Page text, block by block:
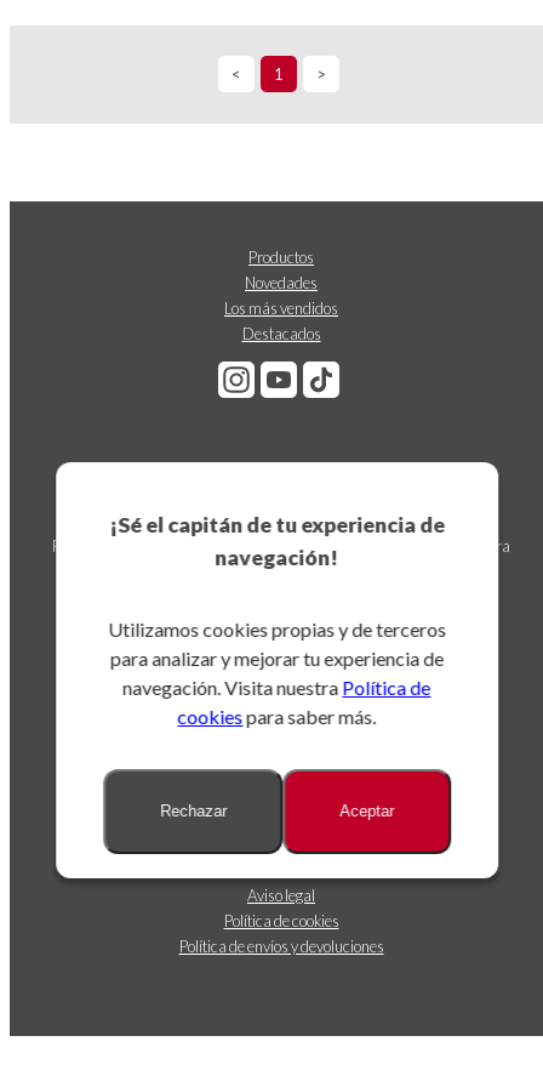
¡Sé el capitán de tu experiencia de
navegación!
Utilizamos cookies propias y de terceros
para analizar y mejorar tu experiencia de
navegación. Visita nuestra Política de
cookiespara saber más.
Rechazar Aceptar
< 1 >
Productos
Novedades
Los más vendidos
Destacados
Puedes darte de baja en cualquier momento. Para ello, consulta nuestra
información de contacto en el aviso legal.
Contáctanos
Aviso legal
Política de cookies
Política de envíos y devoluciones